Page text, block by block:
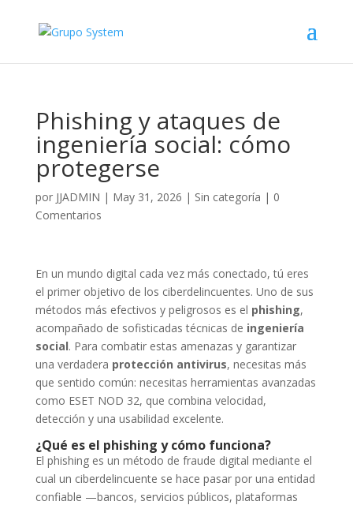
Phishing y ataques de
ingeniería social: cómo
protegerse
por JJADMIN | May 31, 2026 | Sin categoría | 0
Comentarios
En un mundo digital cada vez más conectado, tú eres
el primer objetivo de los ciberdelincuentes. Uno de sus
métodos más efectivos y peligrosos es el phishing,
acompañado de sofisticadas técnicas de ingeniería
social. Para combatir estas amenazas y garantizar
una verdadera protección antivirus, necesitas más
que sentido común: necesitas herramientas avanzadas
como ESET NOD 32, que combina velocidad,
detección y una usabilidad excelente.
¿Qué es el phishing y cómo funciona?
El phishing es un método de fraude digital mediante el
cual un ciberdelincuente se hace pasar por una entidad
confiable —bancos, servicios públicos, plataformas